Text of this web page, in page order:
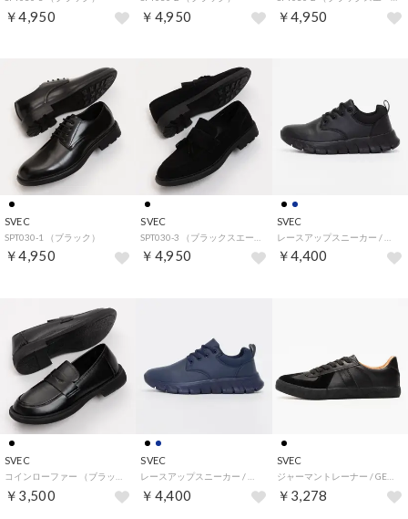
￥4,950 ￥4,950 ￥4,950
SVEC
SPT030-1 （ブラック）
￥4,950
SVEC
￥4,950
SVEC
￥4,400
SVEC
￥3,500
SVEC
￥4,400
SVEC
ジャーマントレーナー / GERMAN TRAINER / スニーカー (ブラック)
￥3,278